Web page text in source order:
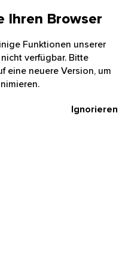
Ihren Browser
Funktionen unserer
verfügbar. Bitte
eine neuere Version, um
Ignorieren